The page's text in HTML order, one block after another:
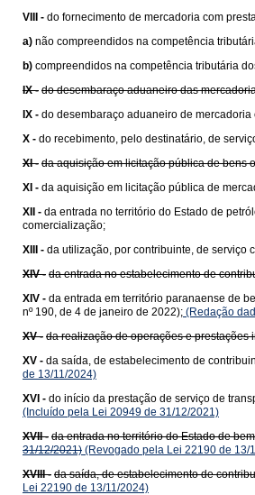
VIII - do fornecimento de mercadoria com
a) não compreendidos na competência
b) compreendidos na competência tributária
IX - do desembaraço aduaneiro das
IX - do desembaraço aduaneiro de
X - do recebimento, pelo destinatário, de
XI - da aquisição em licitação pública de bens
XI - da aquisição em licitação pública de
XII - da entrada no território do Estado de
comercialização;
XIII - da utilização, por contribuinte, de serviço
XIV - da entrada no estabelecimento de
XIV - da entrada em território paranaense de
nº 190, de 4 de janeiro de 2022); (Redação
XV - da realização de operações e prestações
XV - da saída, de estabelecimento de
de 13/11/2024)
XVI - do início da prestação de serviço de
(Incluído pela Lei 20949 de 31/12/2021)
XVII - da entrada no território do Estado de
31/12/2021) (Revogado pela Lei 22190 de 13/
XVIII - da saída, de estabelecimento de
Lei 22190 de 13/11/2024)